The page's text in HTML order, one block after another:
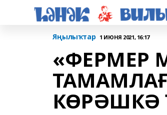
Яңылыҡтар 1 ИЮНЯ 2021, 16:17
«ФЕРМЕР